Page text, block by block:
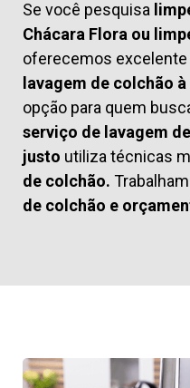
Se você pesquisa
Chácara Flora ou
oferecemos
lavagem de colchão
opção para quem
serviço de lavagem
justo utiliza técnicas
de colchão.
de colchão e